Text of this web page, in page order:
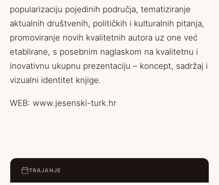
popularizaciju pojedinih područja, tematiziranje
aktualnih društvenih, političkih i kulturalnih pitanja,
promoviranje novih kvalitetnih autora uz one već
etablirane, s posebnim naglaskom na kvalitetnu i
inovativnu ukupnu prezentaciju – koncept, sadržaj i
vizualni identitet knjige.
WEB: www.jesenski-turk.hr
TRAJANJE